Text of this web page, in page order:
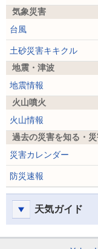
気象災害
台風
土砂災害キキクル
地震・津波
地震情報
火山噴火
火山情報
過去の災害を知る・
災害カレンダー
防災速報
天気ガイド